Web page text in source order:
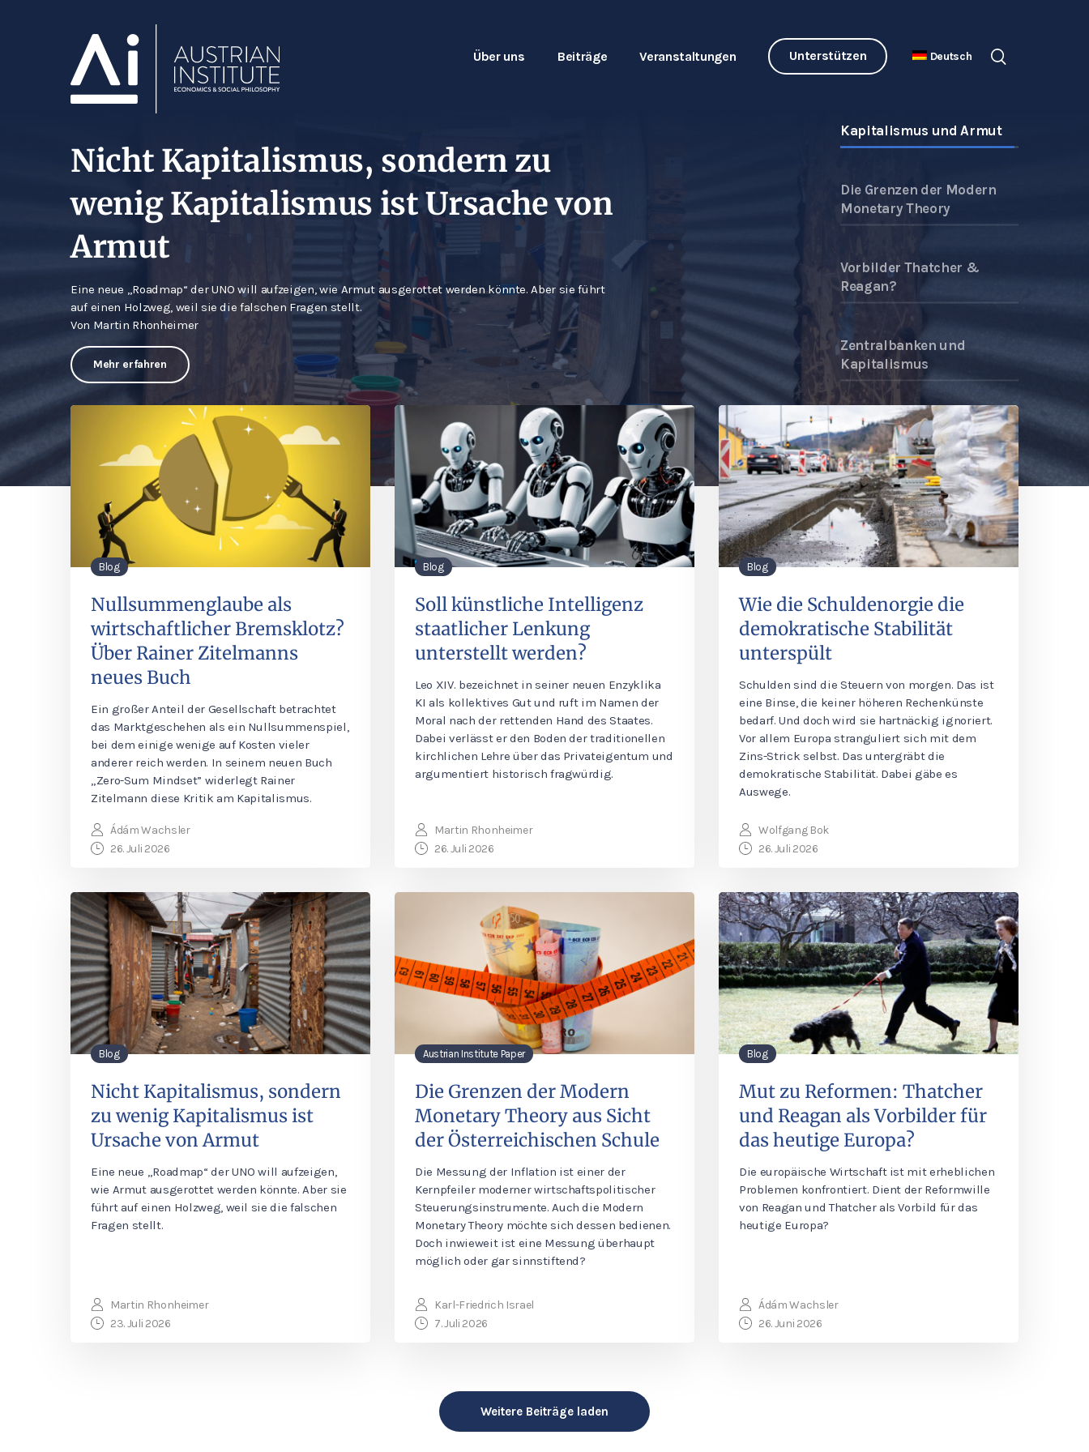
Über uns Beiträge Veranstaltungen Unterstützen Deutsch
Die Grenzen der Modern Monetary
Theory aus Sicht der
Österreichischen Schule
Inwieweit ist die Messung von Inflation möglich und was können wir daraus lernen?
Von Karl-Friedrich Israel
Kapitalismus und Armut
Die Grenzen der Modern
Monetary Theory
Vorbilder Thatcher &
Reagan?
Zentralbanken und
Kapitalismus
Blog
Nullsummenglaube als
wirtschaftlicher Bremsklotz?
Über Rainer Zitelmanns
neues Buch
Ein großer Anteil der Gesellschaft betrachtet
das Marktgeschehen als ein Nullsummenspiel,
bei dem einige wenige auf Kosten vieler
anderer reich werden. In seinem neuen Buch
„Zero-Sum Mindset” widerlegt Rainer
Zitelmann diese Kritik am Kapitalismus.
Ádám Wachsler
26. Juli 2026
Blog
Soll künstliche Intelligenz
staatlicher Lenkung
unterstellt werden?
Leo XIV. bezeichnet in seiner neuen Enzyklika
KI als kollektives Gut und ruft im Namen der
Moral nach der rettenden Hand des Staates.
Dabei verlässt er den Boden der traditionellen
kirchlichen Lehre über das Privateigentum und
argumentiert historisch fragwürdig.
Martin Rhonheimer
26. Juli 2026
Blog
Wie die Schuldenorgie die
demokratische Stabilität
unterspült
Schulden sind die Steuern von morgen. Das ist
eine Binse, die keiner höheren Rechenkünste
bedarf. Und doch wird sie hartnäckig ignoriert.
Vor allem Europa stranguliert sich mit dem
Zins-Strick selbst. Das untergräbt die
demokratische Stabilität. Dabei gäbe es
Auswege.
Wolfgang Bok
26. Juli 2026
Blog
Nicht Kapitalismus, sondern
zu wenig Kapitalismus ist
Ursache von Armut
Eine neue „Roadmap“ der UNO will aufzeigen,
wie Armut ausgerottet werden könnte. Aber sie
führt auf einen Holzweg, weil sie die falschen
Fragen stellt.
Martin Rhonheimer
23. Juli 2026
Austrian Institute Paper
Die Grenzen der Modern
Monetary Theory aus Sicht
der Österreichischen Schule
Die Messung der Inflation ist einer der
Kernpfeiler moderner wirtschaftspolitischer
Steuerungsinstrumente. Auch die Modern
Monetary Theory möchte sich dessen bedienen.
Doch inwieweit ist eine Messung überhaupt
möglich oder gar sinnstiftend?
Karl-Friedrich Israel
7. Juli 2026
Blog
Mut zu Reformen: Thatcher
und Reagan als Vorbilder für
das heutige Europa?
Die europäische Wirtschaft ist mit erheblichen
Problemen konfrontiert. Dient der Reformwille
von Reagan und Thatcher als Vorbild für das
heutige Europa?
Ádám Wachsler
26. Juni 2026
Weitere Beiträge laden